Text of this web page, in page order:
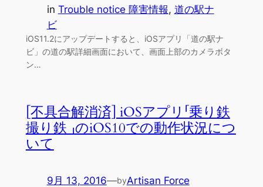
in Trouble notice 障害情報, 道の駅ナ
ビ
iOS11.2にアップデートすると、iOSアプリ「道の駅ナ
ビ」の道の駅詳細画面において、画面上部のカメラボタ
ン…
[不具合解消済] iOSアプリ「乗り鉄
撮り鉄 」のiOS10での動作状況につ
いて
9月 13, 2016—byArtisan Force